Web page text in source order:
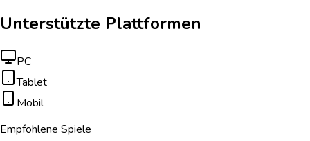
Unterstützte Plattformen
PC
Tablet
Mobil
Empfohlene Spiele